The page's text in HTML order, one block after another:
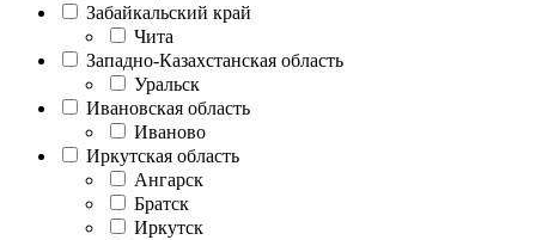
Забайкальский край
Чита
Западно-Казахстанская область
Уральск
Ивановская область
Иваново
Иркутская область
Ангарск
Братск
Иркутск